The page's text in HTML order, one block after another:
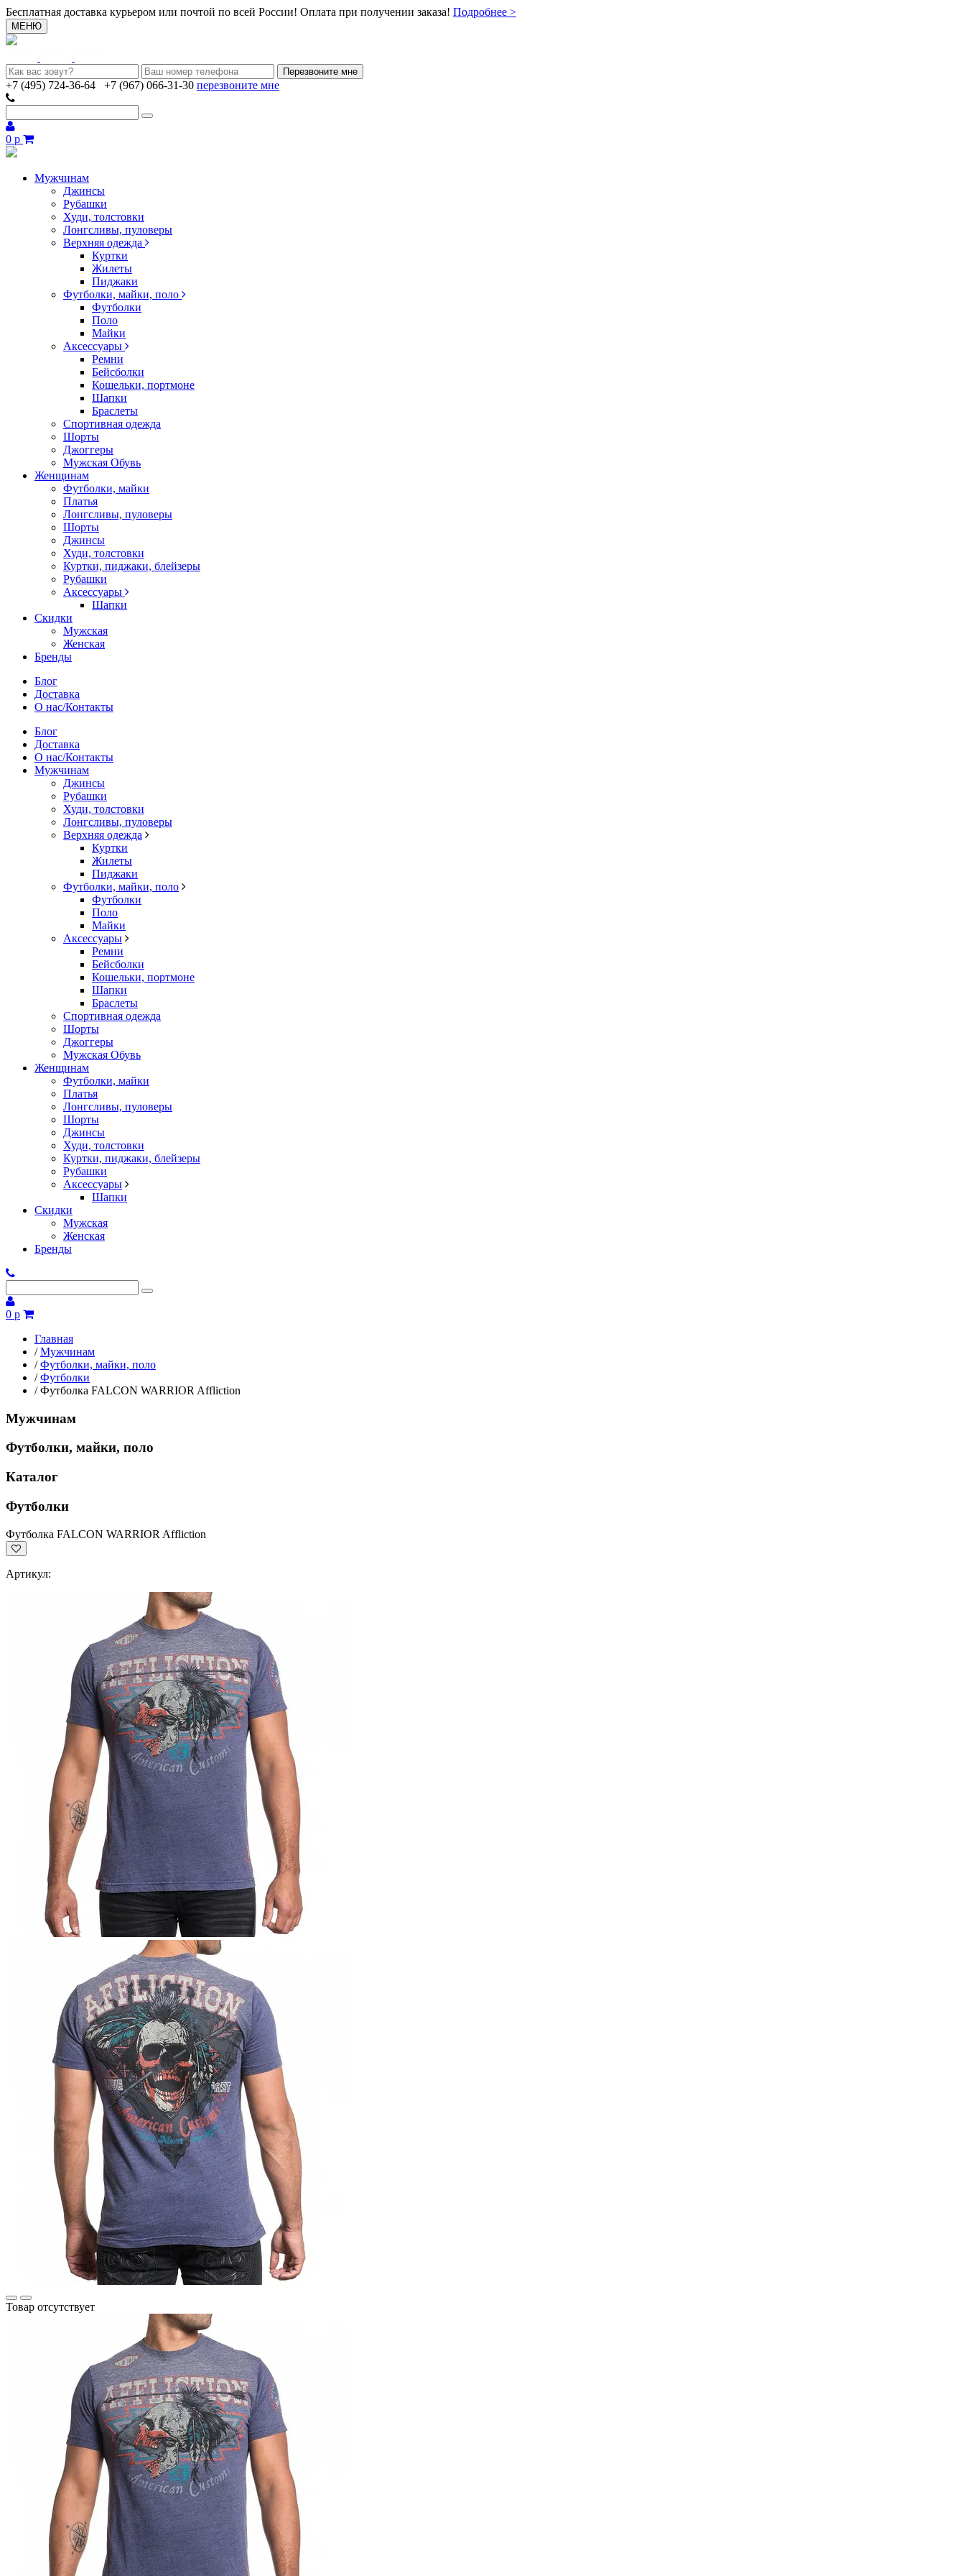
Бесплатная доставка курьером или почтой по всей России! Оплата при получении заказа! Подробнее >
МЕНЮ
+7 (495) 724-36-64 +7 (967) 066-31-30 перезвоните мне
0 р
Мужчинам
Джинсы
Рубашки
Худи, толстовки
Лонгсливы, пуловеры
Верхняя одежда
Куртки
Жилеты
Пиджаки
Футболки, майки, поло
Футболки
Поло
Майки
Аксессуары
Ремни
Бейсболки
Кошельки, портмоне
Шапки
Браслеты
Спортивная одежда
Шорты
Джоггеры
Мужская Обувь
Женщинам
Футболки, майки
Платья
Лонгсливы, пуловеры
Шорты
Джинсы
Худи, толстовки
Куртки, пиджаки, блейзеры
Рубашки
Аксессуары
Шапки
Скидки
Мужская
Женская
Бренды
Блог
Доставка
О нас/Контакты
Блог
Доставка
О нас/Контакты
Мужчинам
Джинсы
Рубашки
Худи, толстовки
Лонгсливы, пуловеры
Верхняя одежда
Куртки
Жилеты
Пиджаки
Футболки, майки, поло
Футболки
Поло
Майки
Аксессуары
Ремни
Бейсболки
Кошельки, портмоне
Шапки
Браслеты
Спортивная одежда
Шорты
Джоггеры
Мужская Обувь
Женщинам
Футболки, майки
Платья
Лонгсливы, пуловеры
Шорты
Джинсы
Худи, толстовки
Куртки, пиджаки, блейзеры
Рубашки
Аксессуары
Шапки
Скидки
Мужская
Женская
Бренды
0 р
Главная
/ Мужчинам
/ Футболки, майки, поло
/ Футболки
/ Футболка FALCON WARRIOR Affliction
Мужчинам
Футболки, майки, поло
Каталог
Футболки
Футболка FALCON WARRIOR Affliction
Артикул:
Товар отсутствует